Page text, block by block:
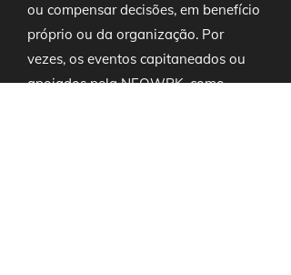
ou compensar decisões, em benefício
próprio ou da organização. Por
vezes, os eventos capitaneados ou
apoiados pela NEOWRK, como